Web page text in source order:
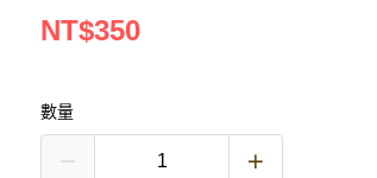
NT$350
數量